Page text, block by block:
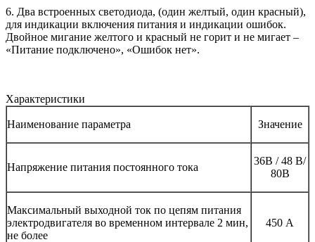
6. Два встроенных светодиода, (один желтый, один красный),
для индикации включения питания и индикации ошибок.
Двойное мигание желтого и красный не горит и не мигает –
«Питание подключено», «Ошибок нет».
Характеристики
Наименование параметра Значение
Напряжение питания постоянного тока
36В / 48 В/
80В
Максимальный выходной ток по цепям питания
электродвигателя во временном интервале 2 мин,
не более
450 А